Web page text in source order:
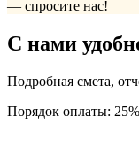
— спросите нас!
С нами
Подробная смета,
Порядок оплаты: